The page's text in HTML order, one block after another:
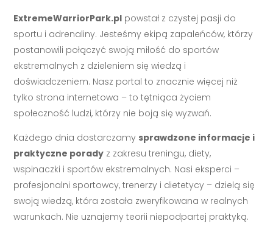
ExtremeWarriorPark.pl powstał z czystej pasji do
sportu i adrenaliny. Jesteśmy ekipą zapaleńców, którzy
postanowili połączyć swoją miłość do sportów
ekstremalnych z dzieleniem się wiedzą i
doświadczeniem. Nasz portal to znacznie więcej niż
tylko strona internetowa – to tętniąca życiem
społeczność ludzi, którzy nie boją się wyzwań.
Każdego dnia dostarczamy sprawdzone informacje i
praktyczne porady z zakresu treningu, diety,
wspinaczki i sportów ekstremalnych. Nasi eksperci –
profesjonalni sportowcy, trenerzy i dietetycy – dzielą się
swoją wiedzą, która została zweryfikowana w realnych
warunkach. Nie uznajemy teorii niepodpartej praktyką.